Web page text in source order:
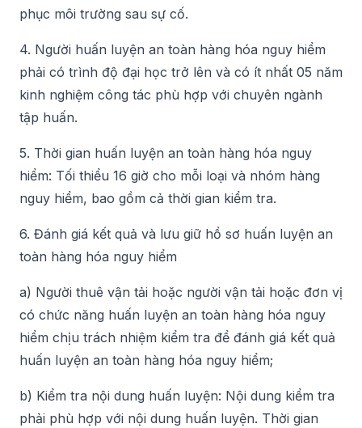
phục môi trường sau sự cố.
4. Người huấn luyện an toàn hàng hóa nguy hiểm
phải có trình độ đại học trở lên và có ít nhất 05 năm
kinh nghiệm công tác phù hợp với chuyên ngành
tập huấn.
5. Thời gian huấn luyện an toàn hàng hóa nguy
hiểm: Tối thiểu 16 giờ cho mỗi loại và nhóm hàng
nguy hiểm, bao gồm cả thời gian kiểm tra.
6. Đánh giá kết quả và lưu giữ hồ sơ huấn luyện an
toàn hàng hóa nguy hiểm
a) Người thuê vận tải hoặc người vận tải hoặc đơn vị
có chức năng huấn luyện an toàn hàng hóa nguy
hiểm chịu trách nhiệm kiểm tra để đánh giá kết quả
huấn luyện an toàn hàng hóa nguy hiểm;
b) Kiểm tra nội dung huấn luyện: Nội dung kiểm tra
phải phù hợp với nội dung huấn luyện. Thời gian